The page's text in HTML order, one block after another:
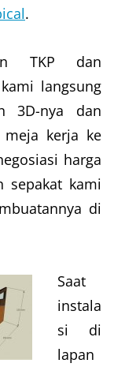
.
TKP dan
langsung
3D-nya dan
meja kerja ke
harga
sepakat kami
di
Saat
instala
si di
lapan